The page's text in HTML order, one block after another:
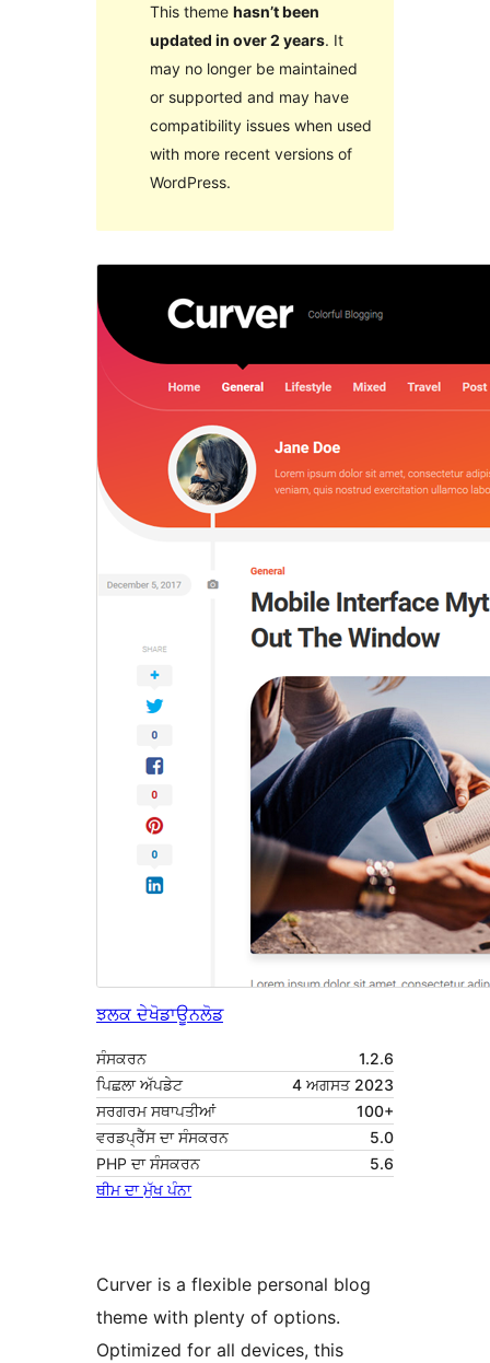
This theme hasn’t been
updated in over 2 years. It
may no longer be maintained
or supported and may have
compatibility issues when used
with more recent versions of
WordPress.
ਝਲਕ ਦੇਖੋਡਾਊਨਲੋਡ
ਸੰਸਕਰਨ
1.2.6
ਪਿਛਲਾ ਅੱਪਡੇਟ
4 ਅਗਸਤ 2023
ਸਰਗਰਮ ਸਥਾਪਤੀਆਂ
100+
ਵਰਡਪ੍ਰੈੱਸ ਦਾ ਸੰਸਕਰਨ
5.0
PHP ਦਾ ਸੰਸਕਰਨ
5.6
ਥੀਮ ਦਾ ਮੁੱਖ ਪੰਨਾ
Curver is a flexible personal blog
theme with plenty of options.
Optimized for all devices, this